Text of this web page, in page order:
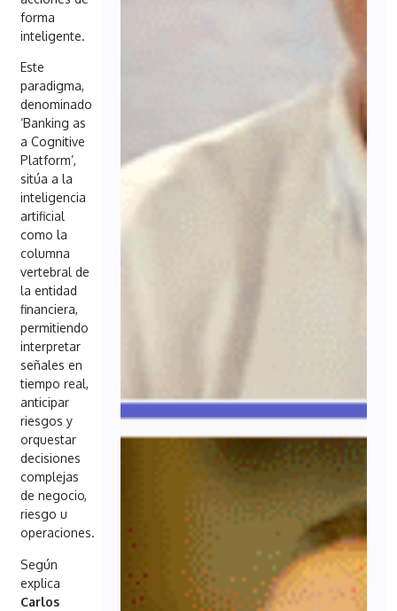
forma
inteligente.
Este
paradigma,
denominado
‘Banking as
a Cognitive
Platform’,
sitúa a la
inteligencia
artificial
como la
columna
vertebral de
la entidad
financiera,
permitiendo
interpretar
señales en
tiempo real,
anticipar
riesgos y
orquestar
decisiones
complejas
de negocio,
riesgo u
operaciones.
Según
explica
Carlos